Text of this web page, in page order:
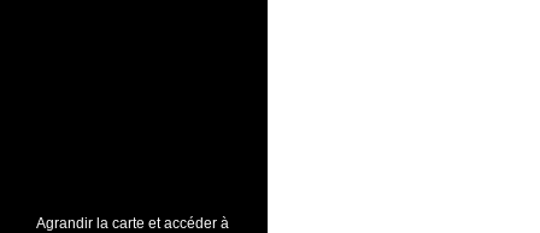
Agrandir la carte et accéder à